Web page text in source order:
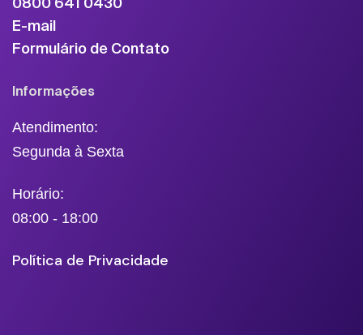
E-mail
Formulário de Contato
Informações
Atendimento:
Segunda à Sexta
Horário:
08:00 - 18:00
Política de Privacidade